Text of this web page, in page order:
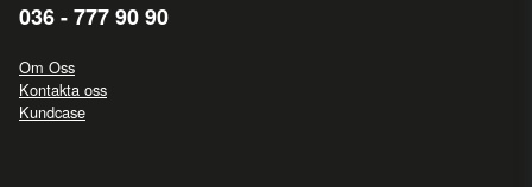
036 - 777 90 90
Om Oss
Kontakta oss
Kundcase